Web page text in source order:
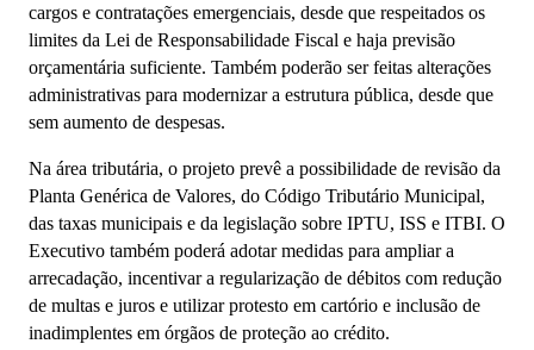
cargos e contratações emergenciais, desde que respeitados os
limites da Lei de Responsabilidade Fiscal e haja previsão
orçamentária suficiente. Também poderão ser feitas alterações
administrativas para modernizar a estrutura pública, desde que
sem aumento de despesas.
Na área tributária, o projeto prevê a possibilidade de revisão da
Planta Genérica de Valores, do Código Tributário Municipal,
das taxas municipais e da legislação sobre IPTU, ISS e ITBI. O
Executivo também poderá adotar medidas para ampliar a
arrecadação, incentivar a regularização de débitos com redução
de multas e juros e utilizar protesto em cartório e inclusão de
inadimplentes em órgãos de proteção ao crédito.